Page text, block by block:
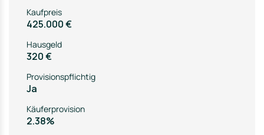
Kaufpreis
425.000 €
Hausgeld
320 €
Provisionspflichtig
Ja
Käuferprovision
2.38%